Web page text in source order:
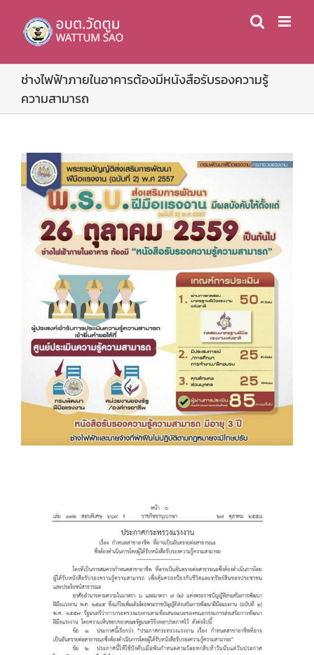
content
ช่างไฟฟ้าภายในอาคารต้องมีหนังสือรับรองความรู้
ความสามารถ
View
Larger
Image